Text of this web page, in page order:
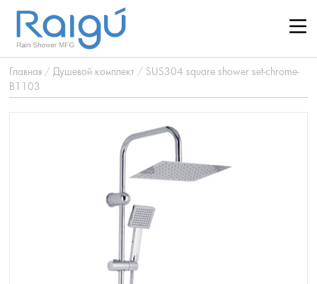
Главная /Душевой комплект / SUS304 square shower set-chrome-
B1103